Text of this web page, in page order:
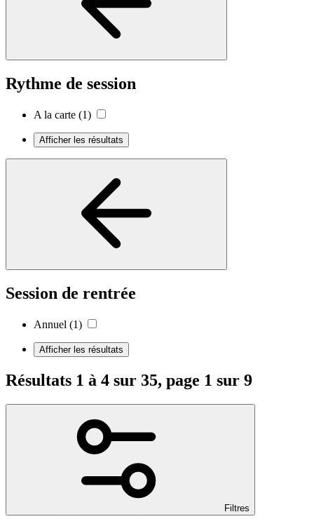
Rythme de session
A la carte (1)
Afficher les résultats
Session de rentrée
Annuel (1)
Afficher les résultats
Résultats 1 à 4 sur 35, page 1 sur 9
Filtres